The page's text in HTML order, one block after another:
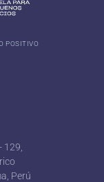
POSITIVO
129,
Perú